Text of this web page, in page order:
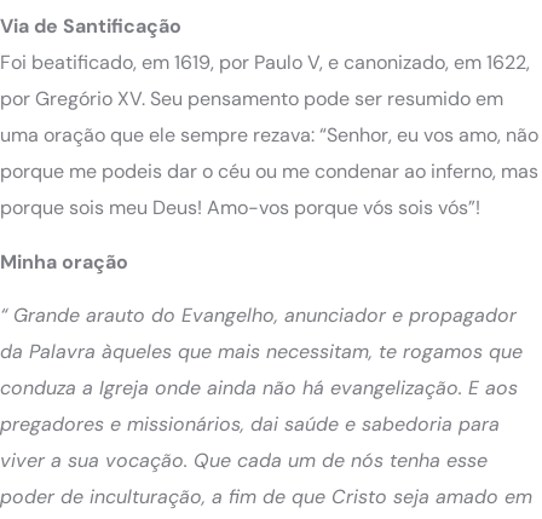
Via de Santificação
Foi beatificado, em 1619, por Paulo V, e canonizado, em 1622,
por Gregório XV. Seu pensamento pode ser resumido em
uma oração que ele sempre rezava: “Senhor, eu vos amo, não
porque me podeis dar o céu ou me condenar ao inferno, mas
porque sois meu Deus! Amo-vos porque vós sois vós”!
Minha oração
“ Grande arauto do Evangelho, anunciador e propagador
da Palavra àqueles que mais necessitam, te rogamos que
conduza a Igreja onde ainda não há evangelização. E aos
pregadores e missionários, dai saúde e sabedoria para
viver a sua vocação. Que cada um de nós tenha esse
poder de inculturação, a fim de que Cristo seja amado em